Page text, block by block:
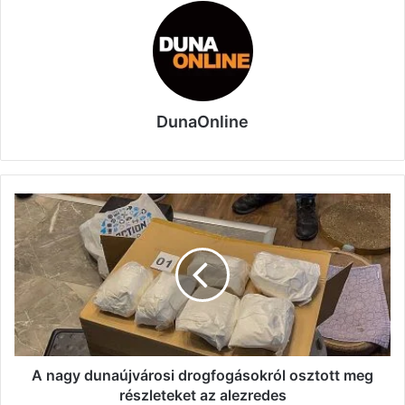
DunaOnline
A
nagy
dunaújvárosi
drogfogásokról
osztott
meg
részleteket
az
alezredes
A nagy dunaújvárosi drogfogásokról osztott meg
részleteket az alezredes